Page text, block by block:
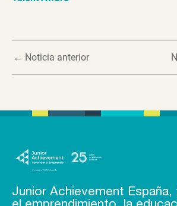
← Noticia anterior
Junior Achievement